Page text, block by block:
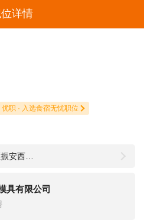
详情
优职 · 入选食宿无忧职位
具有限公司